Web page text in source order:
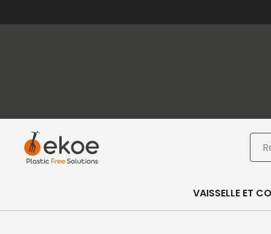
VAISSELLE ET